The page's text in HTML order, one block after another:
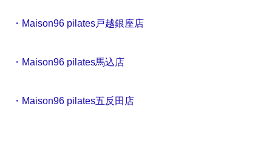
・Maison96 pilates戸越銀座店
・Maison96 pilates馬込店
・Maison96 pilates五反田店